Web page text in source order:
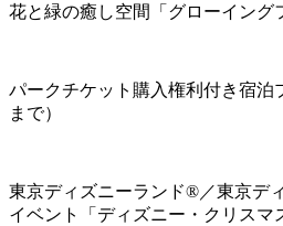
花と緑の癒し空間「グローイング
パークチケット購入権利付き宿泊
まで）
東京ディズニーランド®／東京デ
イベント「ディズニー・クリスマ